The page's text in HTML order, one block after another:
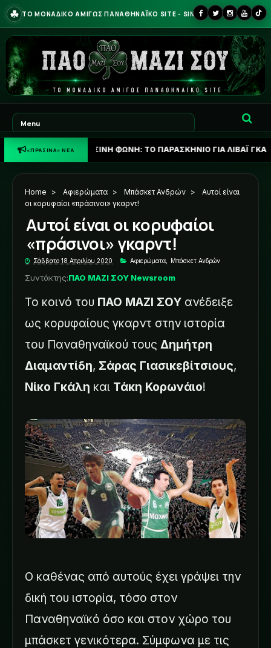
☘ ΤΟ ΜΟΝΑΔΙΚΟ ΑΜΙΓΩΣ ΠΑΝΑΘΗΝΑΪΚΟ SITE - SINCE 2013
«ΠΡΑΣΙΝΑ» ΝΕΑ
ΠΡΑΣΙΝΗ ΦΩΝΗ: ΤΟ ΠΑΡΑΣΚΗΝΙΟ ΓΙΑ ΛΙΒΑΪ ΓΚΑΡΣΙΑ ΚΑΙ ΤΟ
Home > Αφιερώματα > Μπάσκετ Ανδρών >
Αυτοί είναι
οι κορυφαίοι «πράσινοι» γκαρντ!
Αυτοί είναι οι κορυφαίοι
«πράσινοι» γκαρντ!
Σάββατο 18 Απριλίου 2020 Αφιερώματα Μπάσκετ Ανδρών
Συντάκτης:ΠΑΟ ΜΑΖΙ ΣΟΥ Newsroom
Το κοινό του ΠΑΟ ΜΑΖΙ ΣΟΥ ανέδειξε
ως κορυφαίους γκαρντ στην ιστορία
του Παναθηναϊκού τους Δημήτρη
Διαμαντίδη, Σάρας Γιασικεβίτσιους,
Νίκο Γκάλη και Τάκη Κορωνάιο!
Ο καθένας από αυτούς έχει γράψει την
δική του ιστορία, τόσο στον
Παναθηναϊκό όσο και στον χώρο του
μπάσκετ γενικότερα. Σύμφωνα με τις